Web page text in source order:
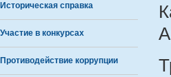
Историческая справка
Участие в конкурсах
Противодействие коррупции